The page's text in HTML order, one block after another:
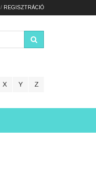
/ REGISZTRÁCIÓ
X Y Z